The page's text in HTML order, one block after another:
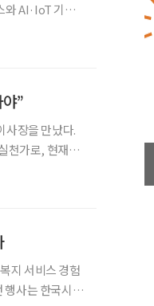
와 AI·IoT 기반
”
사장을 만났다.
천가로, 현재는
지 서비스 경험
행사는 한국시니